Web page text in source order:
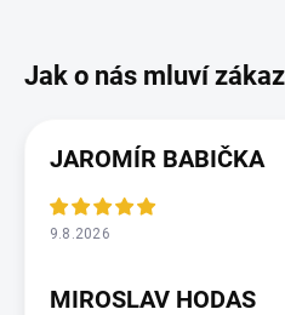
JAROMÍR BABIČKA
9.8.2026
MIROSLAV HODAS